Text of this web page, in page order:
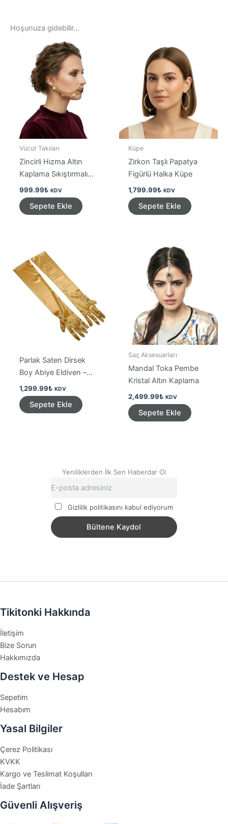
Hoşunuza gidebilir…
Vücut Takıları
Zincirli Hızma Altın
Kaplama Sıkıştırmalı
Takı
999.99₺ KDV
Sepete Ekle
Küpe
Zirkon Taşlı Papatya
Figürlü Halka Küpe
1,799.99₺ KDV
Sepete Ekle
Parlak Saten Dirsek
Boy Abiye Eldiven –
Gold
1,299.99₺ KDV
Sepete Ekle
Saç Aksesuarları
Mandal Toka Pembe
Kristal Altın Kaplama
2,499.99₺ KDV
Sepete Ekle
Yeniliklerden İlk Sen Haberdar Ol
Gizlilik politikasını kabul ediyorum
Tikitonki Hakkında
İletişim
Bize Sorun
Hakkımızda
Destek ve Hesap
Sepetim
Hesabım
Yasal Bilgiler
Çerez Politikası
KVKK
Kargo ve Teslimat Koşulları
İade Şartları
Güvenli Alışveriş